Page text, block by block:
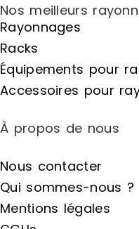
Nos meilleurs
Rayonnages
Racks
Équipements pour
Accessoires pour
À propos de nous
Nous contacter
Qui sommes-nous ?
Mentions légales